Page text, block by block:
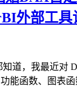
外部工具
道，我最近对
能函数、图表